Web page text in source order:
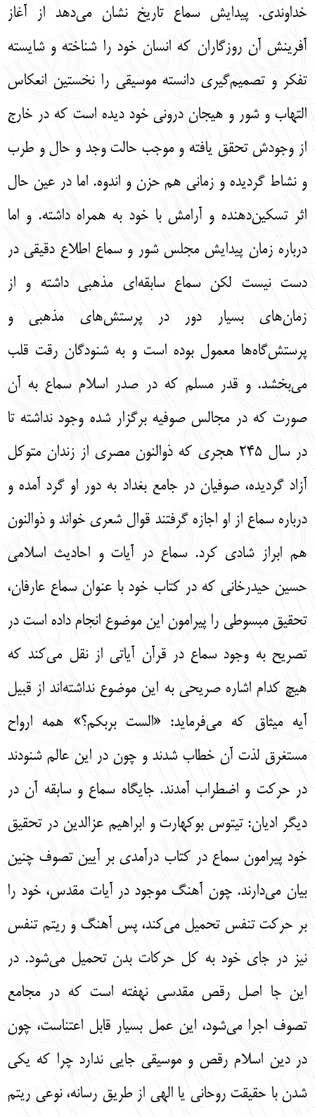
خداوندي. پيدايش سماع تاريخ نشان مي‌دهد از آغاز
آفرينش آن روزگاران كه انسان خود را شناخته و شايسته
تفكر و تصميم‌گيري دانسته موسيقي را نخستين انعكاس
التهاب و شور و هيجان دروني خود ديده است كه در خارج
از وجودش تحقق يافته و موجب حالت وجد و حال و طرب
و نشاط گرديده و زماني هم حزن و اندوه. اما در عين حال
اثر تسكين‌دهنده و آرامش با خود به همراه داشته. و اما
درباره زمان پيدايش مجلس شور و سماع اطلاع دقيقي در
دست نيست لكن سماع سابقه‌اي مذهبي داشته و از
زمان‌هاي بسيار دور در پرستش‌هاي مذهبي و
پرستش‌گاه‌ها معمول بوده است و به شنودگان رقت قلب
مي‌بخشد. و قدر مسلم كه در صدر اسلام سماع به آن
صورت كه در مجالس صوفيه برگزار شده وجود نداشته تا
در سال 245 هجري كه ذوالنون مصري از زندان متوكل
آزاد گرديده، صوفيان در جامع بغداد به دور او گرد آمده و
درباره سماع از او اجازه گرفتند قوال شعري خواند و ذوالنون
هم ابراز شادي كرد. سماع در آيات و احاديث اسلامي
حسين حيدرخاني كه در كتاب خود با عنوان سماع عارفان،
تحقيق مبسوطي را پيرامون اين موضوع انجام داده است در
تصريح به وجود سماع در قرآن آياتي از نقل مي‌كند كه
هيچ كدام اشاره صريحي به اين موضوع نداشته‌اند از قبيل
آيه ميثاق كه مي‌فرمايد: «الست بربكم؟» همه ارواح
مستغرق لذت آن خطاب شدند و چون در اين عالم شنودند
در حركت و اضطراب آمدند. جايگاه سماع و سابقه آن در
ديگر اديان: تيتوس بوكهارت و ابراهيم عزالدين در تحقيق
خود پيرامون سماع در كتاب درآمدي بر آيين تصوف چنين
بيان مي‌دارند. چون آهنگ موجود در آيات مقدس، خود را
بر حركت تنفس تحميل مي‌كند، پس آهنگ و ريتم تنفس
نيز در جاي خود به كل حركات بدن تحميل مي‌شود. در
اين جا اصل رقص مقدسي نهفته است كه در مجامع
تصوف اجرا مي‌شود، اين عمل بسيار قابل اعتناست، چون
در دين اسلام رقص و موسيقي جايي ندارد چرا كه يكي
شدن با حقيقت روحاني يا الهي از طريق رسانه، نوعي ريتم